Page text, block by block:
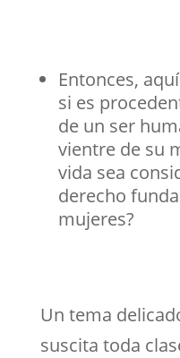
Entonces,
si es
de un ser
vientre de su
vida sea
derecho
mujeres?
Un tema
suscita toda